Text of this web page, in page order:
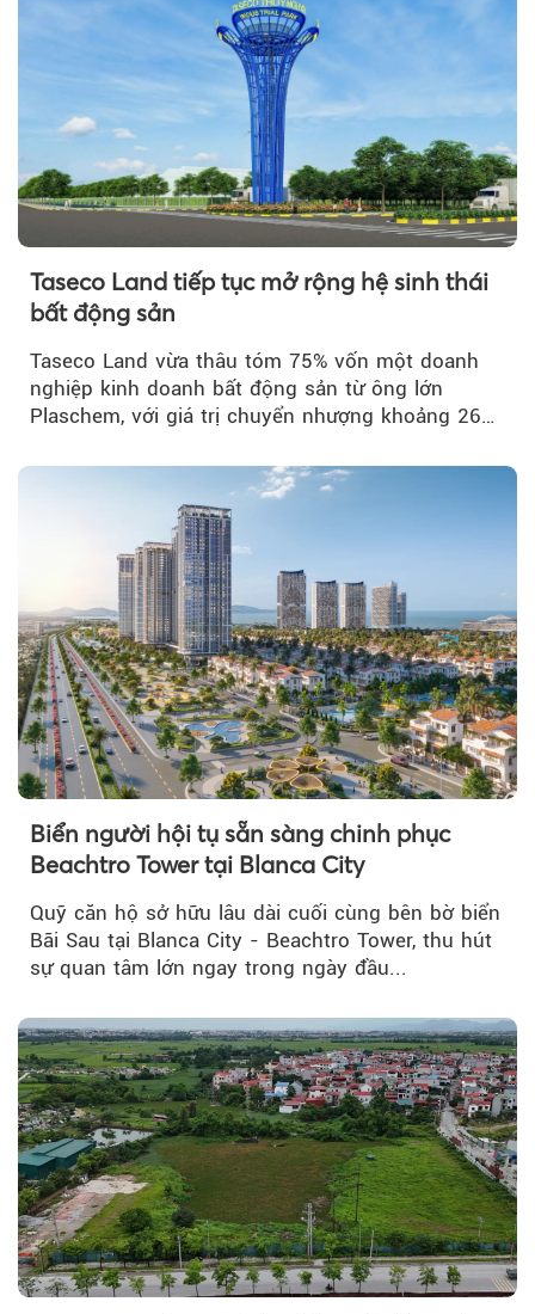
Taseco Land tiếp tục mở rộng hệ sinh thái
bất động sản
Taseco Land vừa thâu tóm 75% vốn một doanh
nghiệp kinh doanh bất động sản từ ông lớn
Plaschem, với giá trị chuyển nhượng khoảng 262
Biển người hội tụ sẵn sàng chinh phục
Beachtro Tower tại Blanca City
Quỹ căn hộ sở hữu lâu dài cuối cùng bên bờ biển
Bãi Sau tại Blanca City - Beachtro Tower, thu hút
sự quan tâm lớn ngay trong ngày đầu...